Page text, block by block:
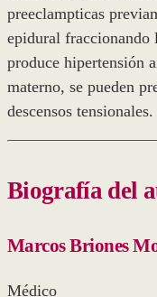
preeclampticas
epidural fraccionando
produce hipertensión
materno, se pueden
descensos tensionales.
Biografía del
Marcos Briones
Médico